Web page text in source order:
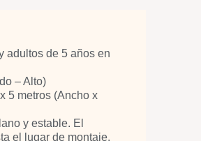
adultos de 5 años en
– Alto)
5 metros (Ancho x
y estable. El
el lugar de montaje.